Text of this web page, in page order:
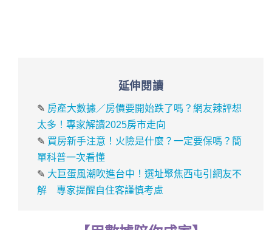
延伸閱讀
✎ 房產大數據／房價要開始跌了嗎？網友辣評想
太多！專家解讀2025房市走向
✎ 買房新手注意！火險是什麼？一定要保嗎？簡
單科普一次看懂
✎ 大巨蛋風潮吹進台中！選址聚焦西屯引網友不
解 專家提醒自住客謹慎考慮